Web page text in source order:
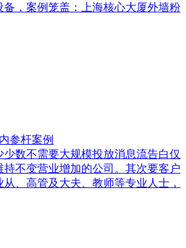
备，案例笼盖：上海核心大厦外墙粉
参杆案例
少数不需要大规模投放消息流告白仅
持不变营业增加的公司。其次要客户
、高管及大夫、教师等专业人士，